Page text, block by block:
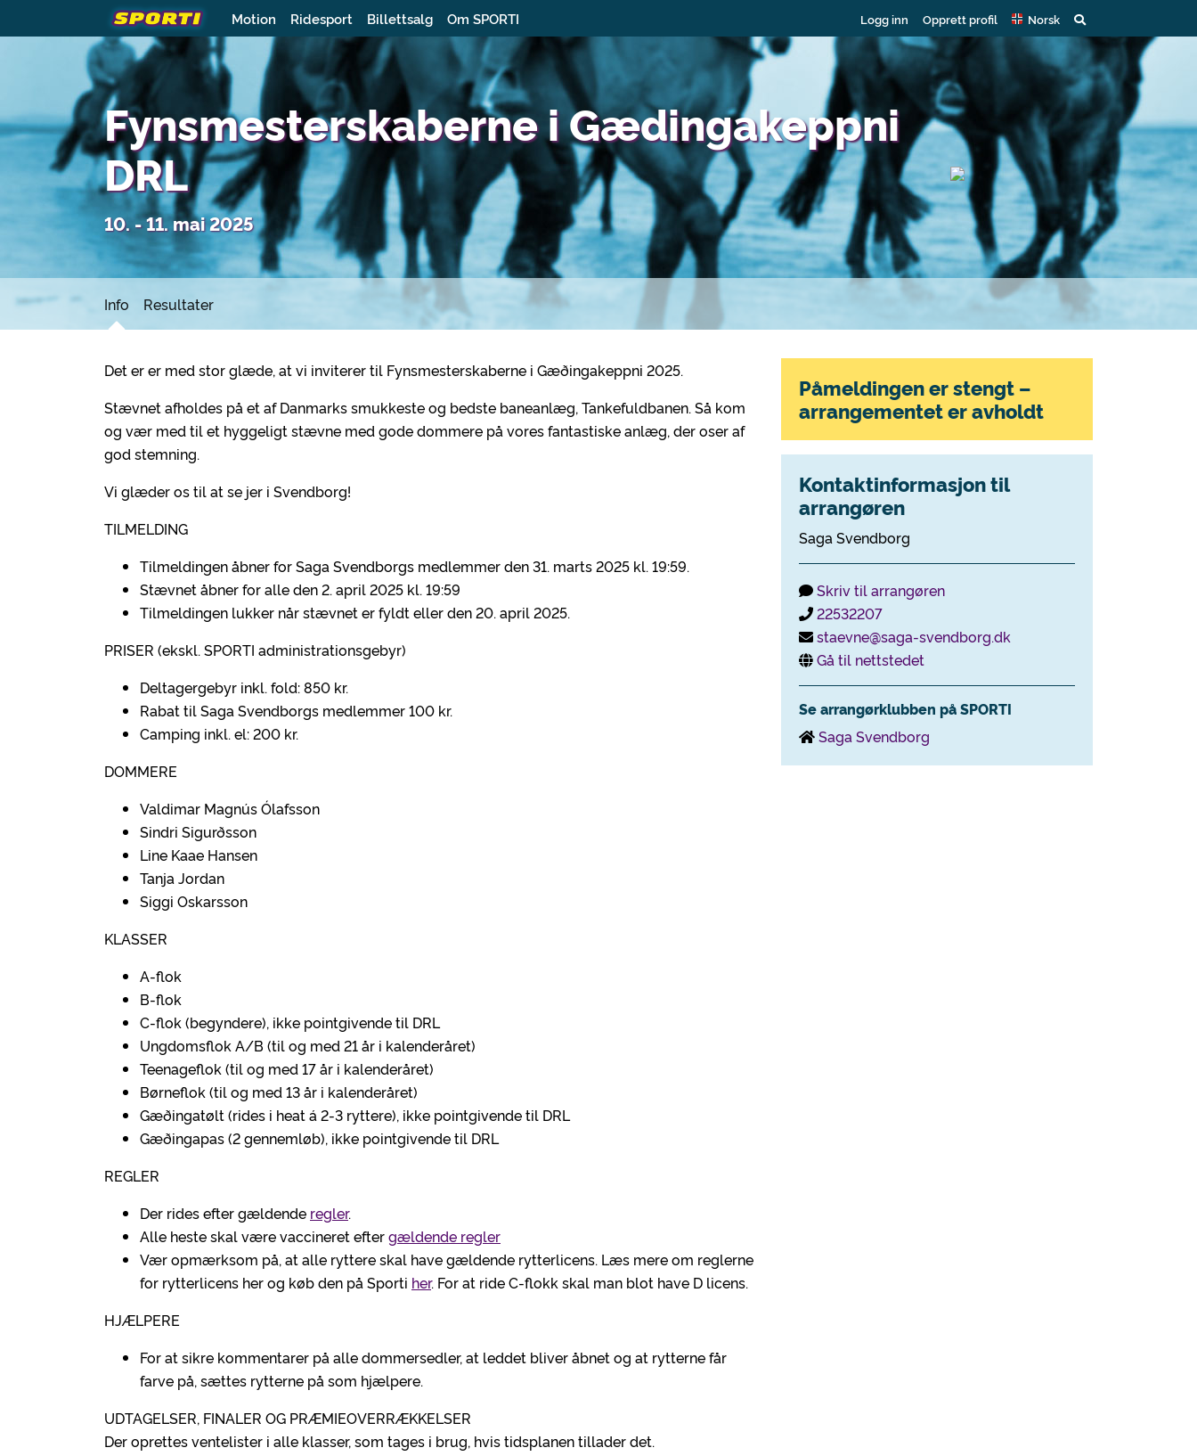
Motion Ridesport Billettsalg Om SPORTI Logg inn Opprett profil Norsk
Fynsmesterskaberne i Gædingakeppni
DRL
10. - 11. mai 2025
Info Resultater
Det er er med stor glæde, at vi inviterer til Fynsmesterskaberne i Gæðingakeppni 2025.
Stævnet afholdes på et af Danmarks smukkeste og bedste baneanlæg, Tankefuldbanen. Så kom
og vær med til et hyggeligt stævne med gode dommere på vores fantastiske anlæg, der oser af
god stemning.
Vi glæder os til at se jer i Svendborg!
TILMELDING
Tilmeldingen åbner for Saga Svendborgs medlemmer den 31. marts 2025 kl. 19:59.
Stævnet åbner for alle den 2. april 2025 kl. 19:59
Tilmeldingen lukker når stævnet er fyldt eller den 20. april 2025.
PRISER (ekskl. SPORTI administrationsgebyr)
Deltagergebyr inkl. fold: 850 kr.
Rabat til Saga Svendborgs medlemmer 100 kr.
Camping inkl. el: 200 kr.
DOMMERE
Valdimar Magnús Ólafsson
Sindri Sigurðsson
Line Kaae Hansen
Tanja Jordan
Siggi Oskarsson
KLASSER
A-flok
B-flok
C-flok (begyndere), ikke pointgivende til DRL
Ungdomsflok A/B (til og med 21 år i kalenderåret)
Teenageflok (til og med 17 år i kalenderåret)
Børneflok (til og med 13 år i kalenderåret)
Gæðingatølt (rides i heat á 2-3 ryttere), ikke pointgivende til DRL
Gæðingapas (2 gennemløb), ikke pointgivende til DRL
REGLER
Der rides efter gældende regler.
Alle heste skal være vaccineret eftergældende regler
Vær opmærksom på, at alle ryttere skal have gældende rytterlicens. Læs mere om reglerne
for rytterlicens her og køb den på Sporti her. For at ride C-flokk skal man blot have D licens.
HJÆLPERE
For at sikre kommentarer på alle dommersedler, at leddet bliver åbnet og at rytterne får
farve på, sættes rytterne på som hjælpere.
UDTAGELSER, FINALER OG PRÆMIEOVERRÆKKELSER
Der oprettes ventelister i alle klasser, som tages i brug, hvis tidsplanen tillader det.
Påmeldingen er stengt –
arrangementet er avholdt
Kontaktinformasjon til
arrangøren
Saga Svendborg
Skriv til arrangøren
22532207
staevne@saga-svendborg.dk
Gå til nettstedet
Se arrangørklubben på SPORTI
Saga Svendborg